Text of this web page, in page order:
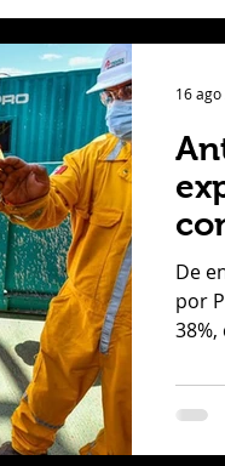
California
Jet Van Car Rental
Musi Ricardo
Claudia Rincón
Rubalcava Suárez
De
por
16 ago